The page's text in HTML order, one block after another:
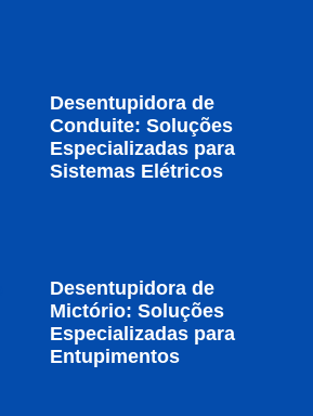
Desentupidora de
Conduite: Soluções
Especializadas para
Sistemas Elétricos
Desentupidora de
Mictório: Soluções
Especializadas para
Entupimentos